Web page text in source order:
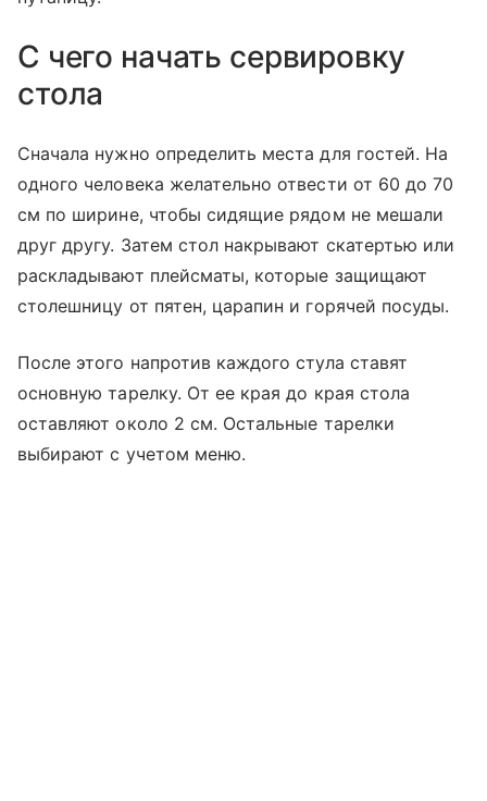
С чего начать сервировку
стола
Сначала нужно определить места для гостей. На
одного человека желательно отвести от 60 до 70
см по ширине, чтобы сидящие рядом не мешали
друг другу. Затем стол накрывают скатертью или
раскладывают плейсматы, которые защищают
столешницу от пятен, царапин и горячей посуды.
После этого напротив каждого стула ставят
основную тарелку. От ее края до края стола
оставляют около 2 см. Остальные тарелки
выбирают с учетом меню.